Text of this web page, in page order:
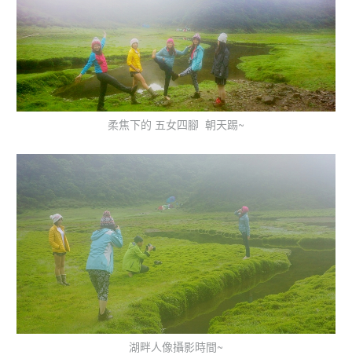
柔焦下的 五女四腳 朝天踢~
湖畔人像攝影時間~